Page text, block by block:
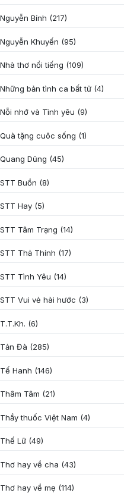
Nguyễn Bính (217)
Nguyễn Khuyến (95)
Nhà thơ nổi tiếng (109)
Những bản tình ca bất tử (4)
Nỗi nhớ và Tình yêu (9)
Quà tặng cuôc sống (1)
Quang Dũng (45)
STT Buồn (8)
STT Hay (5)
STT Tâm Trạng (14)
STT Thả Thính (17)
STT Tình Yêu (14)
STT Vui vẻ hài hước (3)
T.T.Kh. (6)
Tản Đà (285)
Tế Hanh (146)
Thâm Tâm (21)
Thầy thuốc Việt Nam (4)
Thế Lữ (49)
Thơ hay về cha (43)
Thơ hay về mẹ (114)